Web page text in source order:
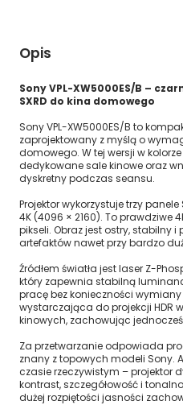
Opis
Sony VPL-XW5000ES/B –
SXRD do kina domowego
Sony VPL-XW5000ES/B to
zaprojektowany z myślą o
domowego. W tej wersji w
dedykowane sale kinowe oraz
dyskretny podczas seansu.
Projektor wykorzystuje trzy
4K (4096 × 2160). To prawdziwe
pikseli. Obraz jest ostry, stabilny
artefaktów nawet przy bardzo
Źródłem światła jest laser Z-
który zapewnia stabilną
pracę bez konieczności
wystarczająca do projekcji HDR
kinowych, zachowując
Za przetwarzanie odpowiada
znany z topowych modeli Sony.
czasie rzeczywistym – projektor
kontrast, szczegółowość i
dużej rozpiętości jasności